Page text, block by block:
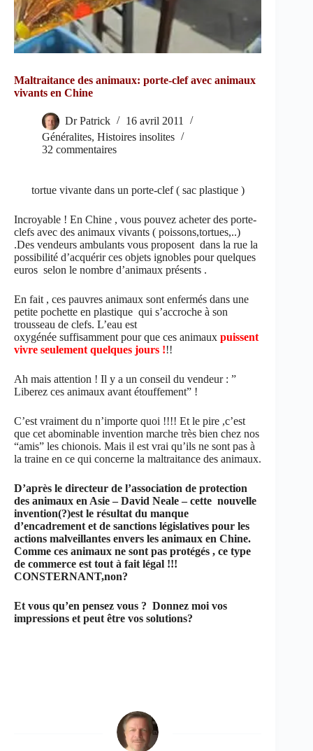
Maltraitance des animaux: porte-clef avec animaux
vivants en Chine
Dr Patrick
16 avril 2011
Généralites, Histoires insolites
32 commentaires
tortue vivante dans un porte-clef ( sac plastique )
Incroyable ! En Chine , vous pouvez acheter des porte-
clefs avec des animaux vivants ( poissons,tortues,..)
.Des vendeurs ambulants vous proposent dans la rue la
possibilité d’acquérir ces objets ignobles pour quelques
euros selon le nombre d’animaux présents .
En fait , ces pauvres animaux sont enfermés dans une
petite pochette en plastique qui s’accroche à son
trousseau de clefs. L’eau est
oxygénée suffisamment pour que ces animaux puissent
vivre seulement quelques jours !!!
Ah mais attention ! Il y a un conseil du vendeur : ”
Liberez ces animaux avant étouffement” !
C’est vraiment du n’importe quoi !!!! Et le pire ,c’est
que cet abominable invention marche très bien chez nos
“amis” les chionois. Mais il est vrai qu’ils ne sont pas à
la traine en ce qui concerne la maltraitance des animaux.
D’après le directeur de l’association de protection
des animaux en Asie – David Neale – cette nouvelle
invention(?)est le résultat du manque
d’encadrement et de sanctions législatives pour les
actions malveillantes envers les animaux en Chine.
Comme ces animaux ne sont pas protégés , ce type
de commerce est tout à fait légal !!!
CONSTERNANT,non?
Et vous qu’en pensez vous ? Donnez moi vos
impressions et peut être vos solutions?